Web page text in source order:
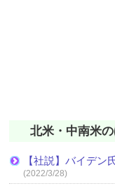
北米・中南米
【社説】バイデ
(2022/3/28)